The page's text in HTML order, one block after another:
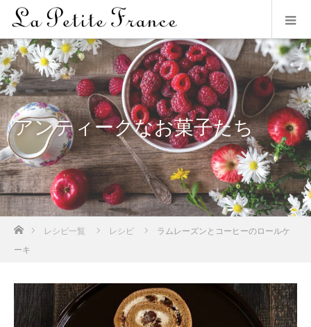
アンティークなお菓子たち
ホームレシピ一覧 レシピ
ラムレーズンとコーヒーのロールケ
ーキ